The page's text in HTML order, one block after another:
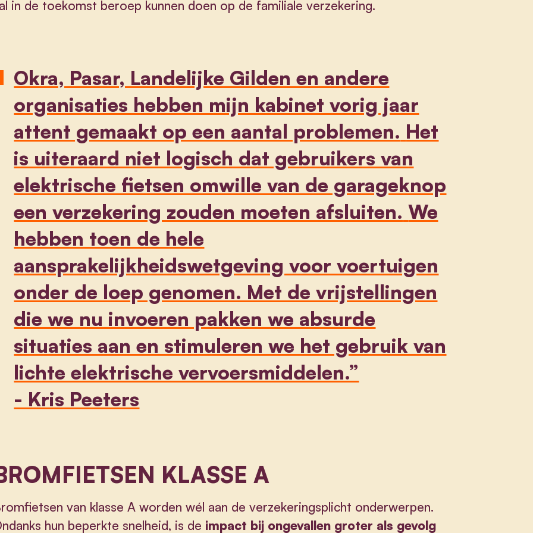
in de toekomst beroep kunnen doen op de familiale verzekering.
Okra, Pasar, Landelijke Gilden en andere
organisaties hebben mijn kabinet vorig jaar
attent gemaakt op een aantal problemen. Het
is uiteraard niet logisch dat gebruikers van
elektrische fietsen omwille van de garageknop
een verzekering zouden moeten afsluiten. We
hebben toen de hele
aansprakelijkheidswetgeving voor voertuigen
onder de loep genomen. Met de vrijstellingen
die we nu invoeren pakken we absurde
situaties aan en stimuleren we het gebruik van
lichte elektrische vervoersmiddelen.”
- Kris Peeters
KLASSE A
van klasse A worden wél aan de verzekeringsplicht onderwerpen.
hun beperkte snelheid, is de impact bij ongevallen groter als gevolg